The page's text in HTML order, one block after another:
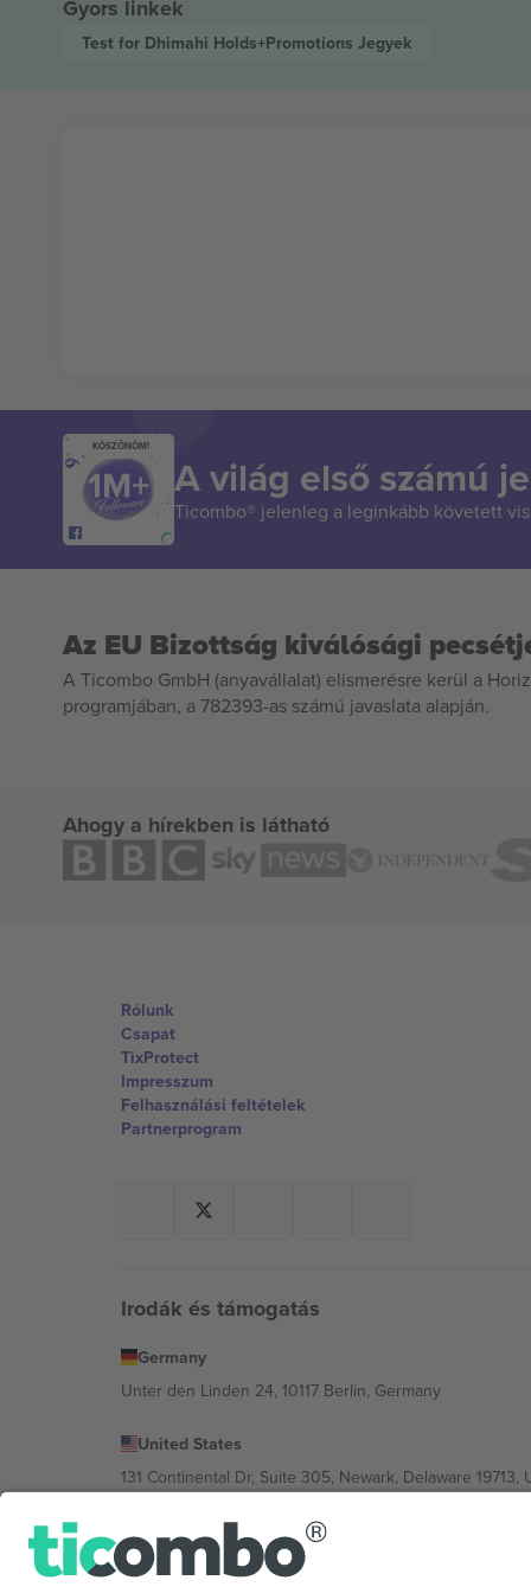
Gyors linkek
Test for Dhimahi Holds+Promotions Jegyek
KÖSZÖNÖM!
A világ első számú
Ticombo® jelenleg a leginkább követett
Az EU Bizottság kiválósági
A Ticombo GmbH (anyavállalat) elismerésre kerül a
programjában, a 782393-as számú javaslata alapján.
Ahogy a hírekben is látható
Rólunk
Csapat
TixProtect
Impresszum
Felhasználási feltételek
Partnerprogram
Irodák és támogatás
Germany
Unter den Linden 24, 10117 Berlin, Germany
United States
131 Continental Dr, Suite 305, Newark, Delaware 19713,
Bulgaria
Regus Sofia City West, bul Totleben 53-55, 1606 Sofia,